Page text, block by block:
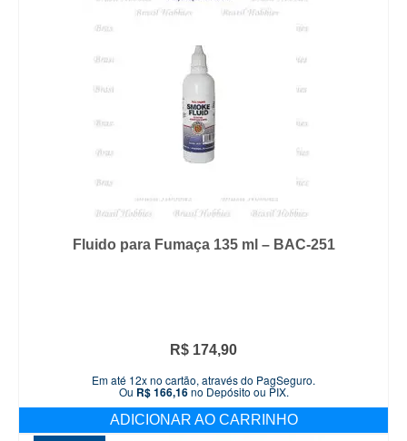
Fluido para Fumaça 135 ml – BAC-251
R$ 174,90
Em até 12x no cartão, através do PagSeguro.
Ou R$166,16no Depósito ou PIX.
ADICIONAR AO CARRINHO